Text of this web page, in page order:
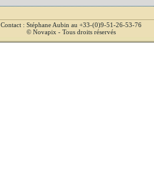
Contact : Stéphane Aubin au +33-(0)9-51-26-53-76
© Novapix - Tous droits réservés